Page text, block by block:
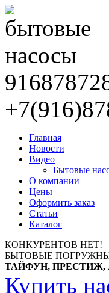
Главная
Новости
Видео
Бытовые
О компании
Цены
Оформить заказ
Статьи
Каталог
КОНКУРЕНТОВ НЕТ!
БЫТОВЫЕ
ТАЙФУН, ПРЕСТИЖ,
Купить